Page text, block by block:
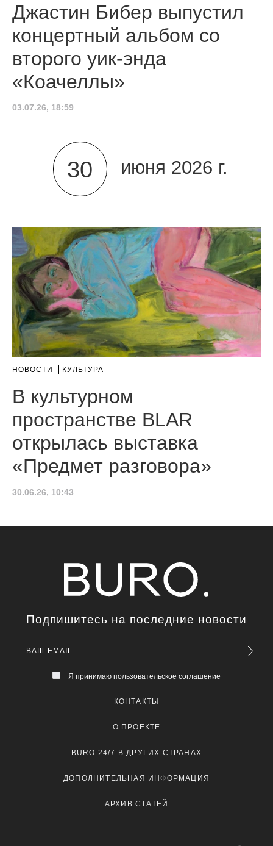
Джастин Бибер выпустил
концертный альбом со
второго уик-энда
«Коачеллы»
03.07.26, 18:59
30 июня 2026 г.
НОВОСТИ КУЛЬТУРА
В культурном
пространстве BLAR
открылась выставка
«Предмет разговора»
30.06.26, 10:43
Подпишитесь на последние новости
Я принимаю пользовательское соглашение
КОНТАКТЫ
О ПРОЕКТЕ
BURO 24/7 В ДРУГИХ СТРАНАХ
ДОПОЛНИТЕЛЬНАЯ ИНФОРМАЦИЯ
АРХИВ СТАТЕЙ